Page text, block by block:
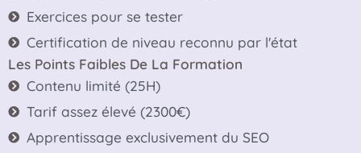
Exercices pour se tester
Certification de niveau reconnu par l'état
Les Points Faibles De La Formation
Contenu limité (25H)
Tarif assez élevé (2300€)
Apprentissage exclusivement du SEO